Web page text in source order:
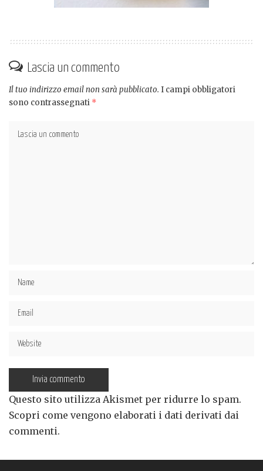
Lascia un commento
Il tuo indirizzo email non sarà pubblicato. I campi obbligatori
sono contrassegnati *
Questo sito utilizza Akismet per ridurre lo spam.
Scopri come vengono elaborati i dati derivati dai
commenti.